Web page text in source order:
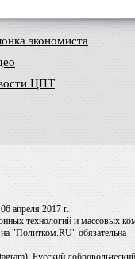
экономиста
ЦПТ
апреля 2017 г.
технологий и массовых
"Политком.RU" обязательна
Русский